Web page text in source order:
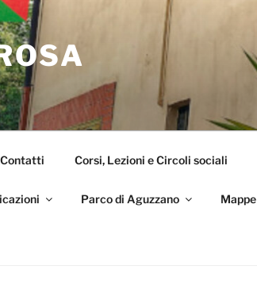
Corsi, Lezioni e Circoli sociali
Parco di Aguzzano Mappe